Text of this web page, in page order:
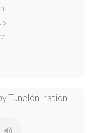
Tunelón Iration